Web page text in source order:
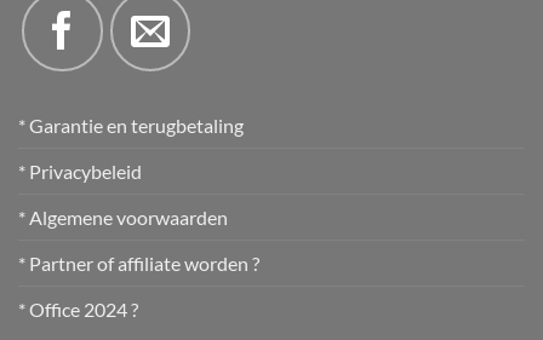
* Garantie en terugbetaling
* Privacybeleid
* Algemene voorwaarden
* Partner of affiliate worden ?
* Office 2024 ?